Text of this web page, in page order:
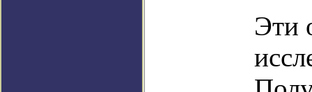
Эти